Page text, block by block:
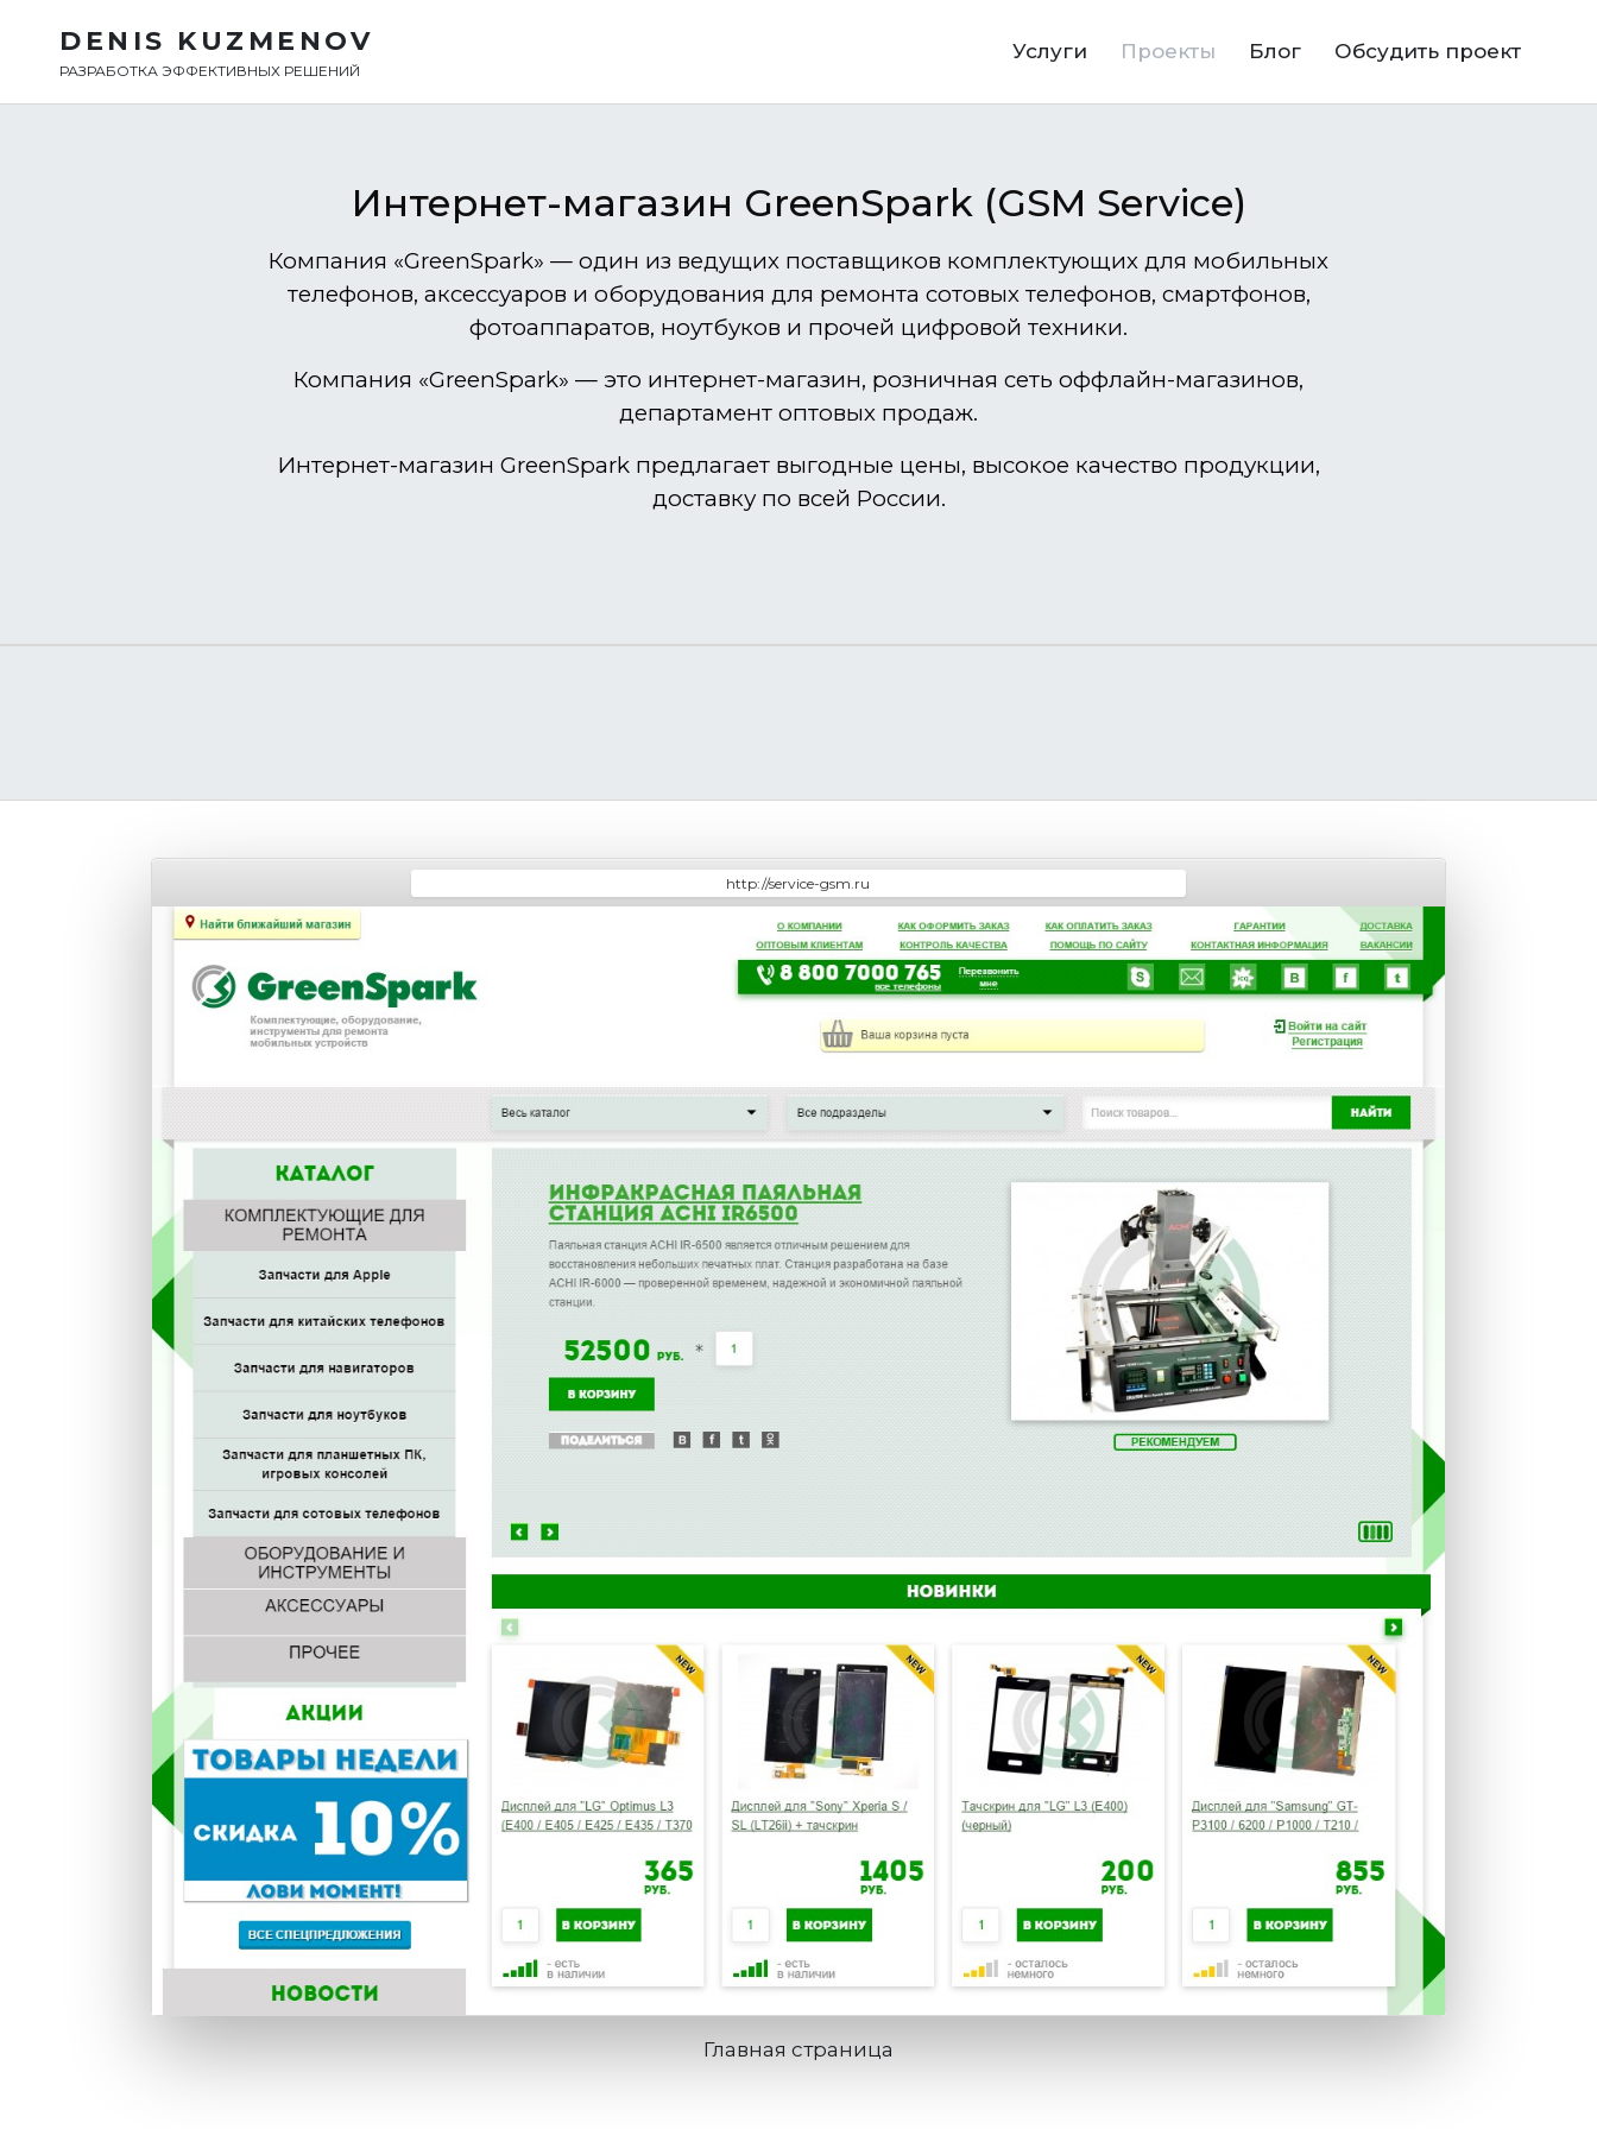
DENIS KUZMENOV
РАЗРАБОТКА ЭФФЕКТИВНЫХ РЕШЕНИЙ
Услуги Проекты Блог Обсудить проект
Интернет-магазин GreenSpark (GSM Service)
Компания «GreenSpark» — один из ведущих поставщиков комплектующих для мобильных
телефонов, аксессуаров и оборудования для ремонта сотовых телефонов, смартфонов,
фотоаппаратов, ноутбуков и прочей цифровой техники.
Компания «GreenSpark» — это интернет-магазин, розничная сеть оффлайн-магазинов,
департамент оптовых продаж.
Интернет-магазин GreenSpark предлагает выгодные цены, высокое качество продукции,
доставку по всей России.
http://service-gsm.ru
Главная страница